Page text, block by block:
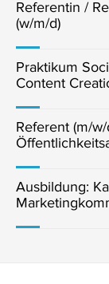
Referentin /
(w/m/d)
Praktikum
Content
Referent (m/
Ausbildung: